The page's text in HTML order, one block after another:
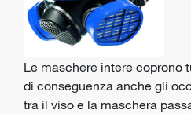
Le maschere intere coprono
di conseguenza anche gli
tra il viso e la maschera